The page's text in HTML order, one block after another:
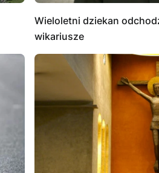
Wieloletni dziekan
wikariusze